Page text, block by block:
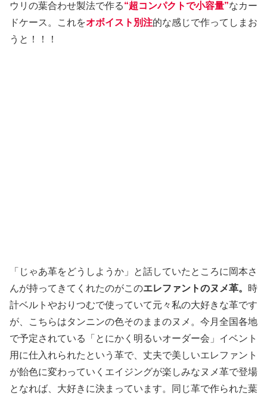
ウリの葉合わせ製法で作る“超コンパクトで小容量”なカー
ドケース。これをオボイスト別注的な感じで作ってしまお
うと！！！
「じゃあ革をどうしようか」と話していたところに岡本さ
んが持ってきてくれたのがこのエレファントのヌメ革。 時
計ベルトやおりつむで使っていて元々私の大好きな革です
が、こちらはタンニンの色そのままのヌメ。今月全国各地
で予定されている「とにかく明るいオーダー会」イベント
用に仕入れられたという革で、丈夫で美しいエレファント
が飴色に変わっていくエイジングが楽しみなヌメ革で登場
となれば、大好きに決まっています。同じ革で作られた葉